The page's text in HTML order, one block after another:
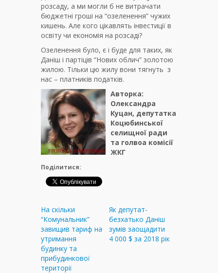
розсаду, а ми могли б не витрачати
бюджетні гроші на “озеленення” чужих
кишень. Але кого цікавлять інвестиції в
освіту чи економія на розсаді?
Озеленення було, є і буде для таких, як
Даніш і партіців “Нових облич” золотою
жилою. Тільки цю жилу вони тягнуть з
нас – платників податків.
Авторка:
Олександра
Куцан, депутатка
Коцюбинської
селищної ради
та голвоа комісії
ЖКГ
Поділитися:
На скільки
“Комунальник”
завищив тариф на
утримання
будинку та
прибудинкової
території
Як депутат-
безхатько Даніш
зумів заощадити
4 000 $ за 2018 рік